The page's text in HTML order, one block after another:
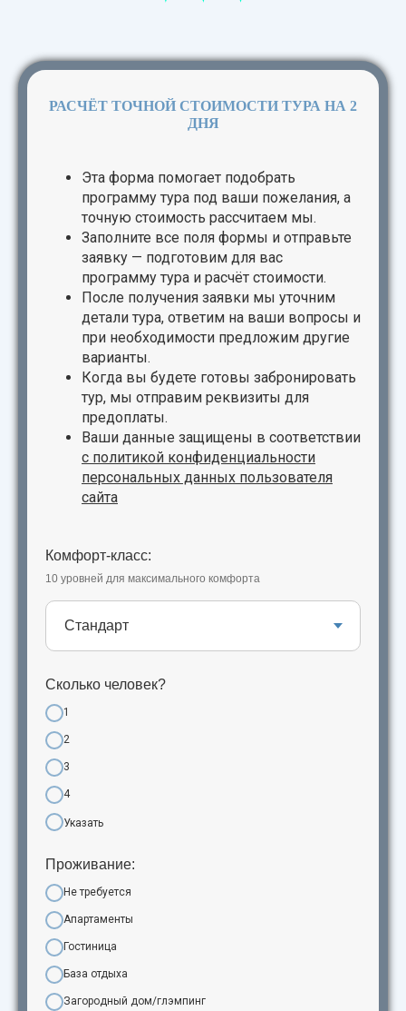
РАСЧЁТ ТОЧНОЙ СТОИМОСТИ ТУРА НА 2
ДНЯ
Эта форма помогает подобрать
программу тура под ваши пожелания, а
точную стоимость рассчитаем мы.
Заполните все поля формы и отправьте
заявку — подготовим для вас
программу тура и расчёт стоимости.
После получения заявки мы уточним
детали тура, ответим на ваши вопросы и
при необходимости предложим другие
варианты.
Когда вы будете готовы забронировать
тур, мы отправим реквизиты для
предоплаты.
Ваши данные защищены в соответствии
с политикой конфиденциальности
персональных данных пользователя
сайта
Комфорт-класс:
10 уровней для максимального комфорта
Сколько человек?
1
2
3
4
Указать
Проживание:
Не требуется
Апартаменты
Гостиница
База отдыха
Загородный дом/глэмпинг